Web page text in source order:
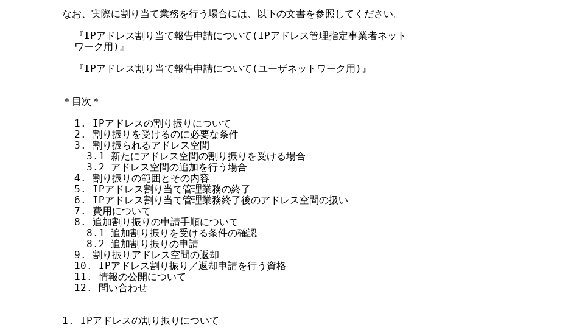
なお、実際に割り当て業務を行う場合には、以下の文書を参照してください。
  『IPアドレス割り当て報告申請について(IPアドレス管理指定事業者ネット
  ワーク用)』
  『IPアドレス割り当て報告申請について(ユーザネットワーク用)』
＊目次＊
  1. IPアドレスの割り振りについて
  2. 割り振りを受けるのに必要な条件
  3. 割り振られるアドレス空間
    3.1 新たにアドレス空間の割り振りを受ける場合
    3.2 アドレス空間の追加を行う場合
  4. 割り振りの範囲とその内容
  5. IPアドレス割り当て管理業務の終了
  6. IPアドレス割り当て管理業務終了後のアドレス空間の扱い
  7. 費用について
  8. 追加割り振りの申請手順について
    8.1 追加割り振りを受ける条件の確認
    8.2 追加割り振りの申請
  9. 割り振りアドレス空間の返却
  10. IPアドレス割り振り／返却申請を行う資格
  11. 情報の公開について
  12. 問い合わせ
1. IPアドレスの割り振りについて